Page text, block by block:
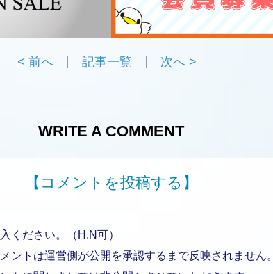
< 前へ 記事一覧 次へ >
WRITE A COMMENT
【コメントを投稿する】
ください。（H.N可）
ントは運営側が公開を承認するまで反映されません。